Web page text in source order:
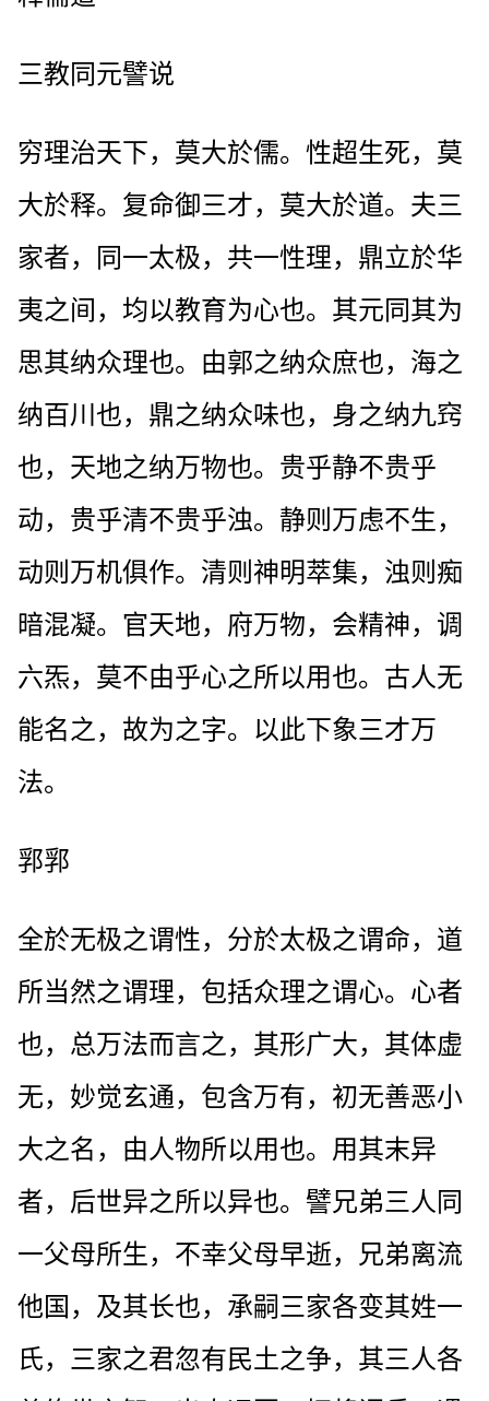
三教同元譬说
穷理治天下，莫大於儒。性超生死，莫
大於释。复命御三才，莫大於道。夫三
家者，同一太极，共一性理，鼎立於华
夷之间，均以教育为心也。其元同其为
思其纳众理也。由郭之纳众庶也，海之
纳百川也，鼎之纳众味也，身之纳九窍
也，天地之纳万物也。贵乎静不贵乎
动，贵乎清不贵乎浊。静则万虑不生，
动则万机俱作。清则神明萃集，浊则痴
暗混凝。官天地，府万物，会精神，调
六炁，莫不由乎心之所以用也。古人无
能名之，故为之字。以此下象三才万
法。
郛郛
全於无极之谓性，分於太极之谓命，道
所当然之谓理，包括众理之谓心。心者
也，总万法而言之，其形广大，其体虚
无，妙觉玄通，包含万有，初无善恶小
大之名，由人物所以用也。用其末异
者，后世异之所以异也。譬兄弟三人同
一父母所生，不幸父母早逝，兄弟离流
他国，及其长也，承嗣三家各变其姓一
氏，三家之君忽有民土之争，其三人各